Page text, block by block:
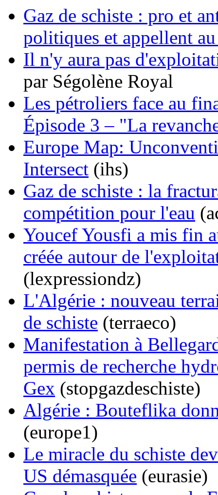
Gaz de schiste : pro et
politiques et appellent
Il n'y aura pas
par Ségolène Royal
Les pétroliers face au
Épisode 3 – "La
Europe Map:
Intersect (ihs)
Gaz de schiste : la
compétition pour l'eau
Youcef Yousfi a mis fin
créée autour de
(lexpressiondz)
L'Algérie : nouveau
de schiste (terraeco)
Manifestation à
permis de recherche
Gex (stopgazdeschiste)
Algérie : Bouteflika
(europe1)
Le miracle du schiste
US démasquée (eurasie)